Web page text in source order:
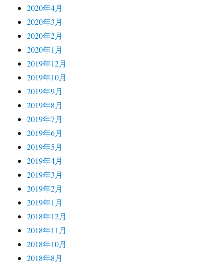
2020年4月
2020年3月
2020年2月
2020年1月
2019年12月
2019年10月
2019年9月
2019年8月
2019年7月
2019年6月
2019年5月
2019年4月
2019年3月
2019年2月
2019年1月
2018年12月
2018年11月
2018年10月
2018年8月